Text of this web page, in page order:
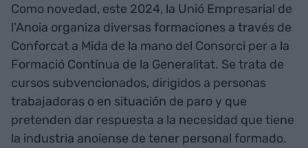
Como novedad, este 2024, la Unió Empresarial de
l'Anoia organiza diversas formaciones a través de
Conforcat a Mida de la mano del Consorci per a la
Formació Contínua de la Generalitat. Se trata de
cursos subvencionados, dirigidos a personas
trabajadoras o en situación de paro y que
pretenden dar respuesta a la necesidad que tiene
la industria anoiense de tener personal formado.